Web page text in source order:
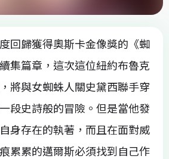
回歸獲得奧斯卡金像獎的《蜘
集篇章，這次這位紐約布魯克
將與女蜘蛛人關史黛西聯手穿
段史詩般的冒險。但是當他發
身存在的執著，而且在面對威
累累的邁爾斯必須找到自己作